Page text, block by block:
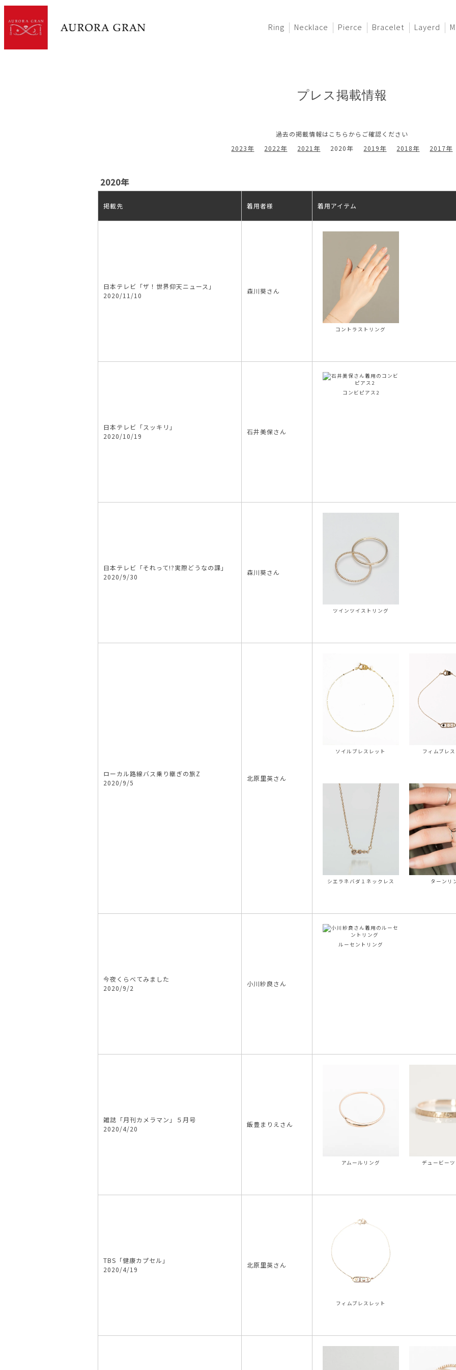
Ring Necklace Pierce Bracelet Layerd
プレス掲載情報
過去の掲載情報はこちらからご確認ください
2023年
2022年 2021年 2020年 2019年 2018年 2017年
2020年
掲載先 着用者様 着用アイテム
日本テレビ「ザ！世界仰天ニュース」
2020/11/10
森川葵さん
コントラストリング
日本テレビ「スッキリ」
2020/10/19
石井美保さん
コンビピアス2
日本テレビ「それって!?実際どうなの課」
2020/9/30
森川葵さん
ツインツイストリング
ローカル路線バス乗り継ぎの旅Z
2020/9/5
北原里英さん
ソイルブレスレット フィムブレ
シエラネバダ１ネックレス ターンリ
今夜くらべてみました
2020/9/2
小川紗良さん
ルーセントリング
雑誌「月刊カメラマン」５月号
2020/4/20
飯豊まりえさん
アムールリング デュービー
TBS「健康カプセル」
2020/4/19
北原里英さん
フィムブレスレット
AURORA GRAN
AURORA GRAN BRIDAL
NARGARORUA